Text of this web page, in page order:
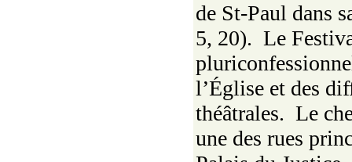
de St-Paul dans
5, 20). Le
l’Église et des
théâtrales. Le
une des rues